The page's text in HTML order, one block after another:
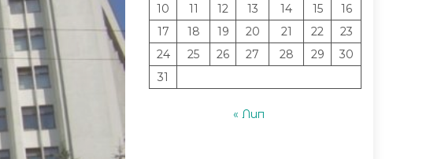
10
11 12 13 14 15
16
17
18 19 20 21 22
23
24
25 26 27 28 29
30
31
« Лип